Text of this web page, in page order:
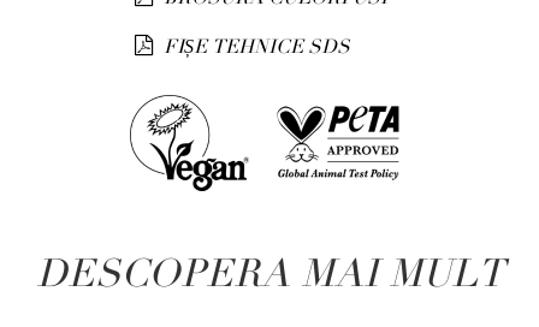
FIȘE TEHNICE SDS
DESCOPERA MAI MULT